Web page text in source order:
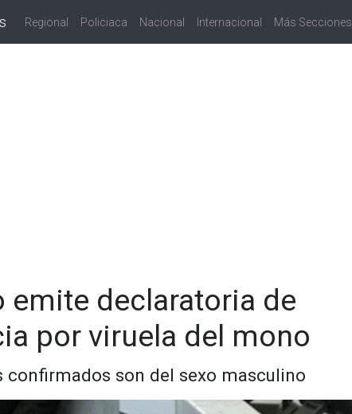
Regional Policiaca Nacional Internacional Más Secciones
emite declaratoria de
por viruela del mono
confirmados son del sexo masculino